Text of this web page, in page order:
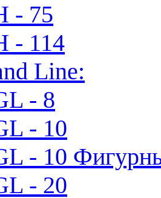
- 75
- 114
Line:
- 8
- 10
- 10
- 20